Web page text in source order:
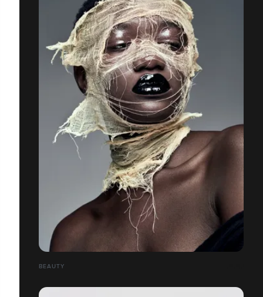
BEAUTY